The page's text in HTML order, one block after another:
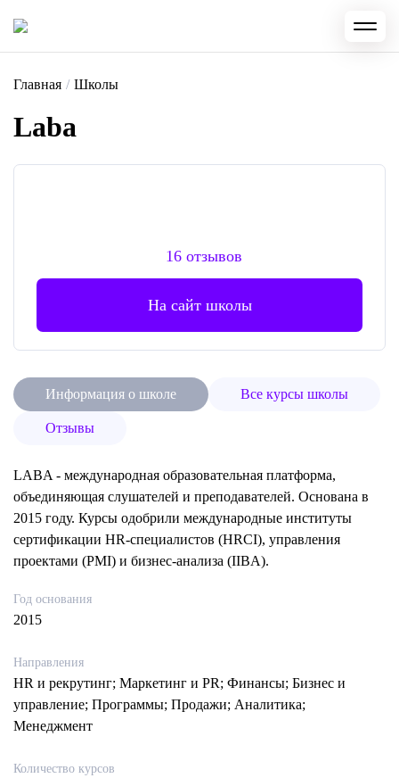
Главная / Школы
Laba
16 отзывов
На сайт школы
Информация о школе Все курсы школы
Отзывы
LABA - международная образовательная платформа,
объединяющая слушателей и преподавателей. Основана в
2015 году. Курсы одобрили международные институты
сертификации HR-специалистов (HRCI), управления
проектами (PMI) и бизнес-анализа (IIBA).
Год основания
2015
Направления
HR и рекрутинг; Маркетинг и PR; Финансы; Бизнес и
управление; Программы; Продажи; Аналитика;
Менеджмент
Количество курсов